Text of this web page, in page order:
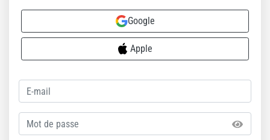
Google
Apple
Mot de passe